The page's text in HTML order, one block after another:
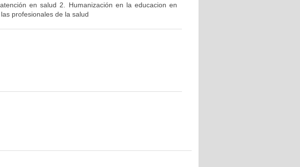
en salud 2. Humanización en la educacion en
profesionales de la salud